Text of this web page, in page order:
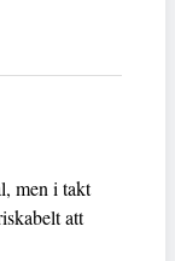
men i takt
att